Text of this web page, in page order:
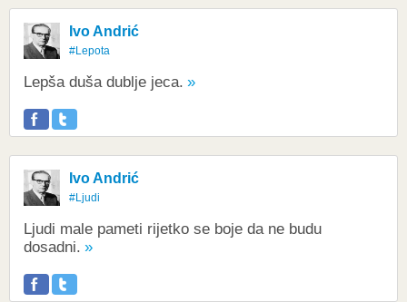
Ivo Andrić
#Lepota
Lepša duša dublje jeca.
Ivo Andrić
#Ljudi
Ljudi male pameti rijetko se boje da ne budu
dosadni.